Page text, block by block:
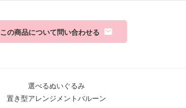
この商品について問い合わせる
選べるぬいぐるみ
置き型アレンジメントバルーン